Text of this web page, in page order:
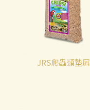
JRS爬蟲類墊屑